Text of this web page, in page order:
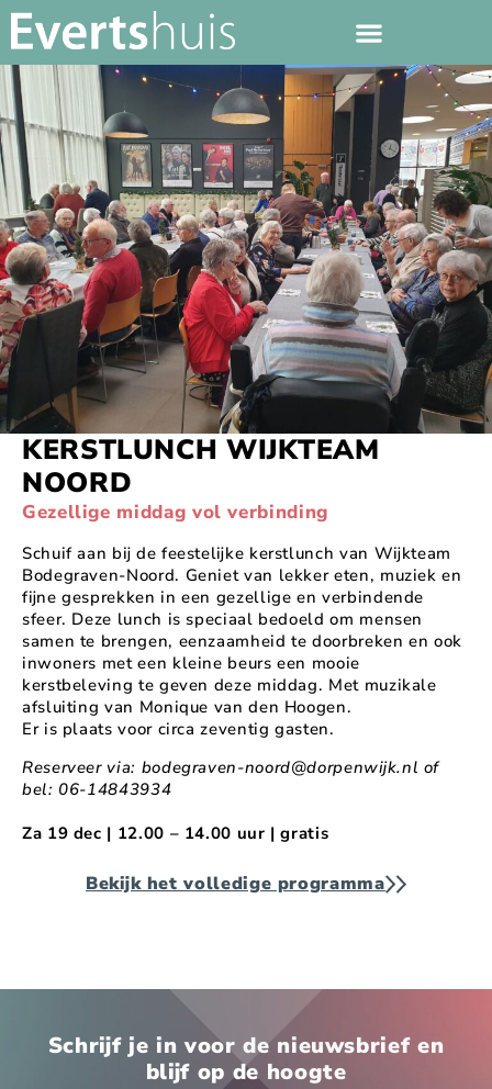
KERSTLUNCH WIJKTEAM
NOORD
Gezellige middag vol verbinding
Schuif aan bij de feestelijke kerstlunch van Wijkteam
Bodegraven-Noord. Geniet van lekker eten, muziek en
fijne gesprekken in een gezellige en verbindende
sfeer. Deze lunch is speciaal bedoeld om mensen
samen te brengen, eenzaamheid te doorbreken en ook
inwoners met een kleine beurs een mooie
kerstbeleving te geven deze middag. Met muzikale
afsluiting van Monique van den Hoogen.
Er is plaats voor circa zeventig gasten.
Reserveer via: bodegraven-noord@dorpenwijk.nl of
bel: 06-14843934
Za 19 dec | 12.00 – 14.00 uur | gratis
Bekijk het volledige programma
Schrijf je in voor de nieuwsbrief en
blijf op de hoogte